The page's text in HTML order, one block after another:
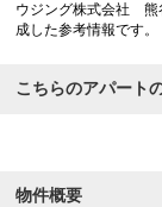
ウジング株式会社 熊
成した参考情報です。
こちらのアパート
物件概要